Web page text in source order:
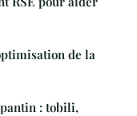
de la
: tobili,